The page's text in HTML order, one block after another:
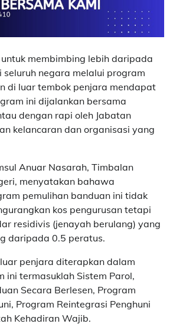
membimbing lebih daripada
negara melalui program
di luar tembok penjara mendapat
ini dijalankan bersama
dengan rapi oleh Jabatan
kelancaran dan organisasi yang
Anuar Nasarah, Timbalan
menyatakan bahawa
pemulihan banduan ini tidak
kos pengurusan tetapi
residivis (jenayah berulang) yang
daripada 0.5 peratus.
penjara diterapkan dalam
ini termasuklah Sistem Parol,
Secara Berlesen, Program
Program Reintegrasi Penghuni
Kehadiran Wajib.